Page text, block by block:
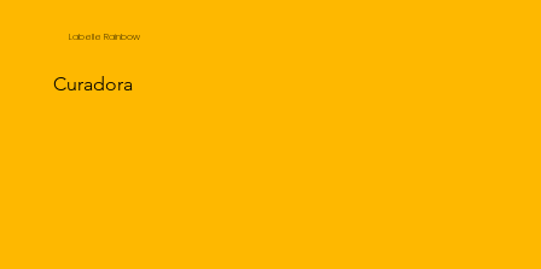
Labelle Rainbow
Curadora